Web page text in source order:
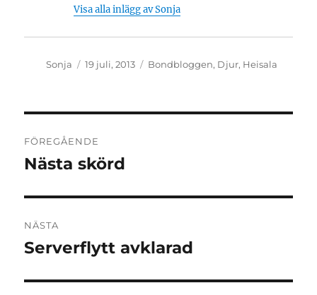
Visa alla inlägg av Sonja
Författare
Sonja
Publicerat
19 juli, 2013 Kategorier
Bondbloggen, Djur, Heisala
FÖREGÅENDE
Föregående
Nästa skörd
NÄSTA
Nästa
Serverflytt avklarad